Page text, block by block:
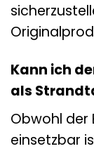
Kann ich
als
Obwohl der
einsetzbar